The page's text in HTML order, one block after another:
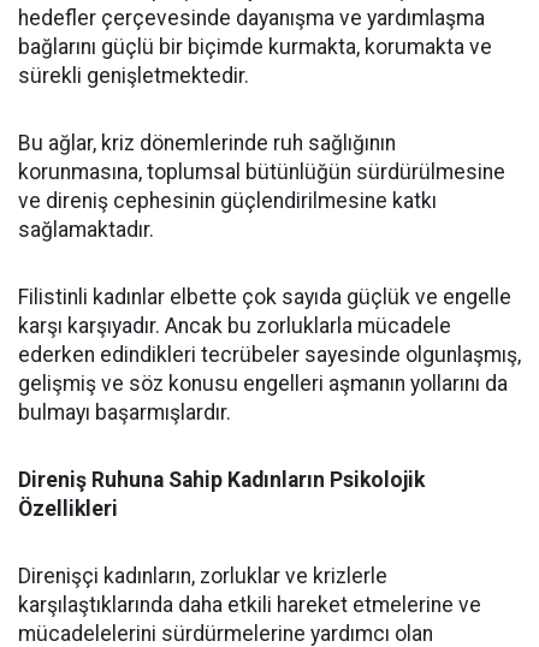
hedefler çerçevesinde dayanışma ve yardımlaşma
bağlarını güçlü bir biçimde kurmakta, korumakta ve
sürekli genişletmektedir.
Bu ağlar, kriz dönemlerinde ruh sağlığının
korunmasına, toplumsal bütünlüğün sürdürülmesine
ve direniş cephesinin güçlendirilmesine katkı
sağlamaktadır.
Filistinli kadınlar elbette çok sayıda güçlük ve engelle
karşı karşıyadır. Ancak bu zorluklarla mücadele
ederken edindikleri tecrübeler sayesinde olgunlaşmış,
gelişmiş ve söz konusu engelleri aşmanın yollarını da
bulmayı başarmışlardır.
Direniş Ruhuna Sahip Kadınların Psikolojik
Özellikleri
Direnişçi kadınların, zorluklar ve krizlerle
karşılaştıklarında daha etkili hareket etmelerine ve
mücadelelerini sürdürmelerine yardımcı olan